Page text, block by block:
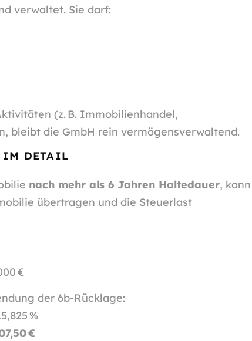
verwaltet. Sie darf:
(z. B. Immobilienhandel,
bleibt die GmbH rein vermögensverwaltend.
IM DETAIL
nach mehr als 6 Jahren Haltedauer, kann
übertragen und die Steuerlast
€
der 6b-Rücklage:
%
€